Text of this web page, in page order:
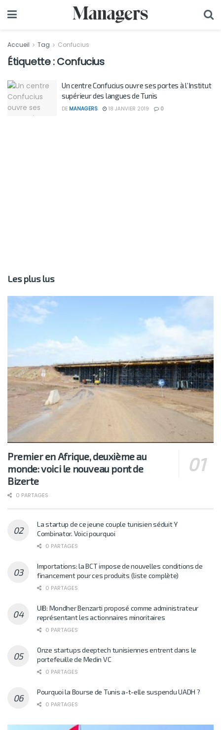
Accueil Tag Confucius
Étiquette :Confucius
Un centre Confucius ouvre ses portes à l’Institut
supérieur des langues de Tunis
DE MANAGERS 18 JANVIER 2019 0
Les plus lus
Premier en Afrique, deuxième au
monde: voici le nouveau pont de
Bizerte
0 PARTAGES
La startup de ce jeune couple tunisien séduit Y
Combinator. Voici pourquoi
0 PARTAGES
Importations: la BCT impose de nouvelles conditions de
financement pour ces produits (liste complète)
0 PARTAGES
UIB: Mondher Benzarti proposé comme administrateur
représentant les actionnaires minoritaires
0 PARTAGES
Onze startups deeptech tunisiennes entrent dans le
portefeuille de Medin VC
0 PARTAGES
Pourquoi la Bourse de Tunis a-t-elle suspendu UADH ?
0 PARTAGES